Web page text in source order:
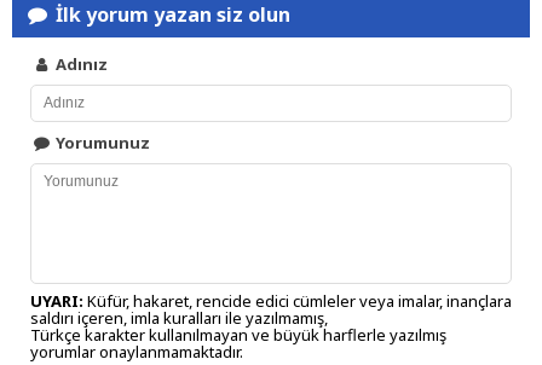
İlk yorum yazan siz olun
Adınız
Yorumunuz
UYARI: Küfür, hakaret, rencide edici cümleler veya imalar, inançlara
saldırı içeren, imla kuralları ile yazılmamış,
Türkçe karakter kullanılmayan ve büyük harflerle yazılmış
yorumlar onaylanmamaktadır.